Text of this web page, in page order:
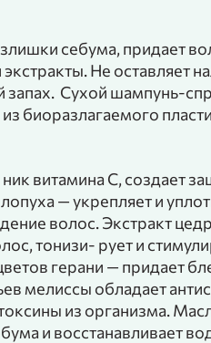
себума, придает
Не оставляет
запах. Сухой шампунь-
биоразлагаемого
витамина С, создает
— укрепляет и
волос. Экстракт
тонизи- рует и
герани — придает
мелиссы обладает
из организма.
и восстанавливает